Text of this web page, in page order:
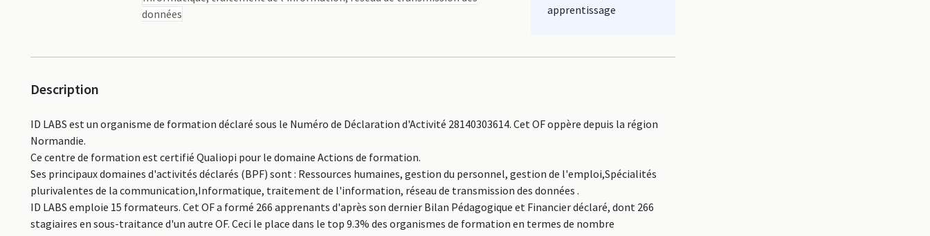
données
apprentissage
Description
ID LABS est un organisme de formation déclaré sous le Numéro de Déclaration d'Activité 28140303614. Cet OF oppère depuis la région
Normandie.
Ce centre de formation est certifié Qualiopi pour le domaine Actions de formation.
Ses principaux domaines d'activités déclarés (BPF) sont : Ressources humaines, gestion du personnel, gestion de l'emploi,Spécialités
plurivalentes de la communication,Informatique, traitement de l'information, réseau de transmission des données .
ID LABS emploie 15 formateurs. Cet OF a formé 266 apprenants d'après son dernier Bilan Pédagogique et Financier déclaré, dont 266
stagiaires en sous-traitance d'un autre OF. Ceci le place dans le top 9.3% des organismes de formation en termes de nombre